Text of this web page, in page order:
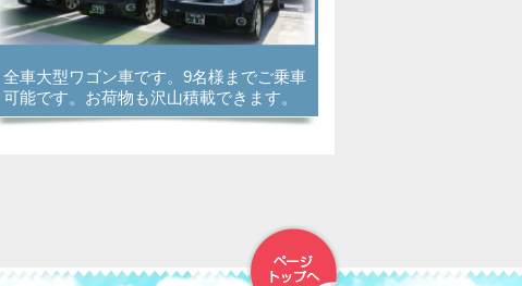
全車大型ワゴン車です。9名様までご乗車
可能です。お荷物も沢山積載できます。